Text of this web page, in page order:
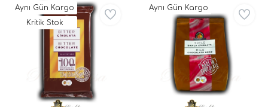
Aynı Gün Kargo
Kritik Stok
Aynı Gün Kargo